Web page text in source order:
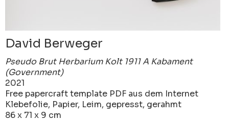
David Berweger
Pseudo Brut Herbarium Kolt 1911 A Kabament
(Government)
2021
Free papercraft template PDF aus dem Internet
Klebefolie, Papier, Leim, gepresst, gerahmt
86 x 71 x 9 cm